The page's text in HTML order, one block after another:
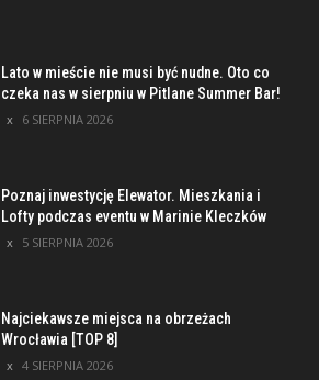
Lato w mieście nie musi być nudne. Oto co
czeka nas w sierpniu w Pitlane Summer Bar!
6 SIERPNIA 2026
Poznaj inwestycję Elewator. Mieszkania i
Lofty podczas eventu w Marinie Kleczków
5 SIERPNIA 2026
Najciekawsze miejsca na obrzeżach
Wrocławia [TOP 8]
4 SIERPNIA 2026